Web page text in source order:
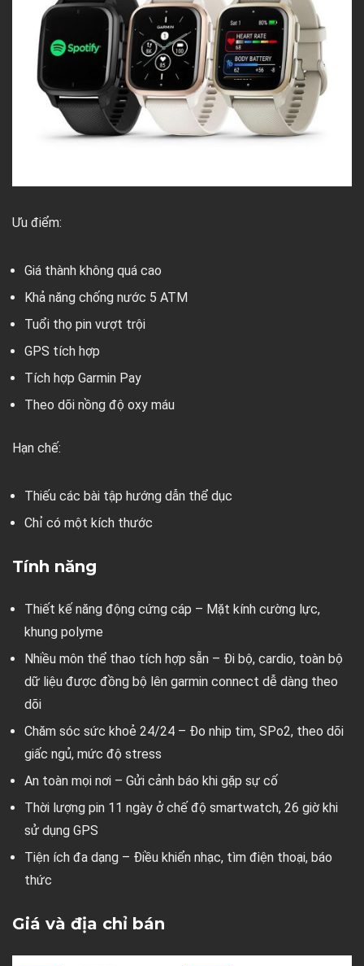
Ưu điểm:
Giá thành không quá cao
Khả năng chống nước 5 ATM
Tuổi thọ pin vượt trội
GPS tích hợp
Tích hợp Garmin Pay
Theo dõi nồng độ oxy máu
Hạn chế:
Thiếu các bài tập hướng dẫn thể dục
Chỉ có một kích thước
Tính năng
Thiết kế năng động cứng cáp – Mặt kính cường lực,
khung polyme
Nhiều môn thể thao tích hợp sẵn – Đi bộ, cardio, toàn bộ
dữ liệu được đồng bộ lên garmin connect dễ dàng theo
dõi
Chăm sóc sức khoẻ 24/24 – Đo nhịp tim, SPo2, theo dõi
giấc ngủ, mức độ stress
An toàn mọi nơi – Gửi cảnh báo khi gặp sự cố
Thời lượng pin 11 ngày ở chế độ smartwatch, 26 giờ khi
sử dụng GPS
Tiện ích đa dạng – Điều khiển nhạc, tìm điện thoại, báo
thức
Giá và địa chỉ bán